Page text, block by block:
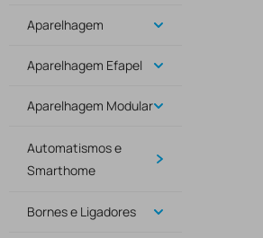
Aparelhagem
Aparelhagem Efapel
Aparelhagem Modular
Automatismos e
Smarthome
Bornes e Ligadores